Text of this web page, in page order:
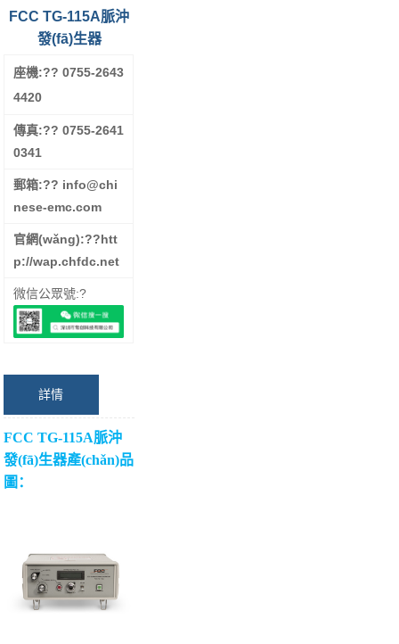
FCC TG-115A脈沖
發(fā)生器
座機:?? 0755-2643
4420
傳真:?? 0755-2641
0341
郵箱:?? info@chi
nese-emc.com
官網(wǎng):??htt
p://wap.chfdc.net
微信公眾號:?
詳情
FCC TG-115A脈沖
發(fā)生器產(chǎn)品
圖：